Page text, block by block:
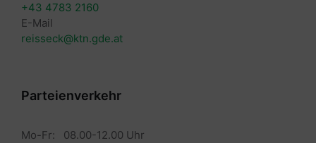
+43 4783 2160
E-Mail
reisseck@ktn.gde.at
Parteienverkehr
Mo-Fr: 08.00-12.00 Uhr